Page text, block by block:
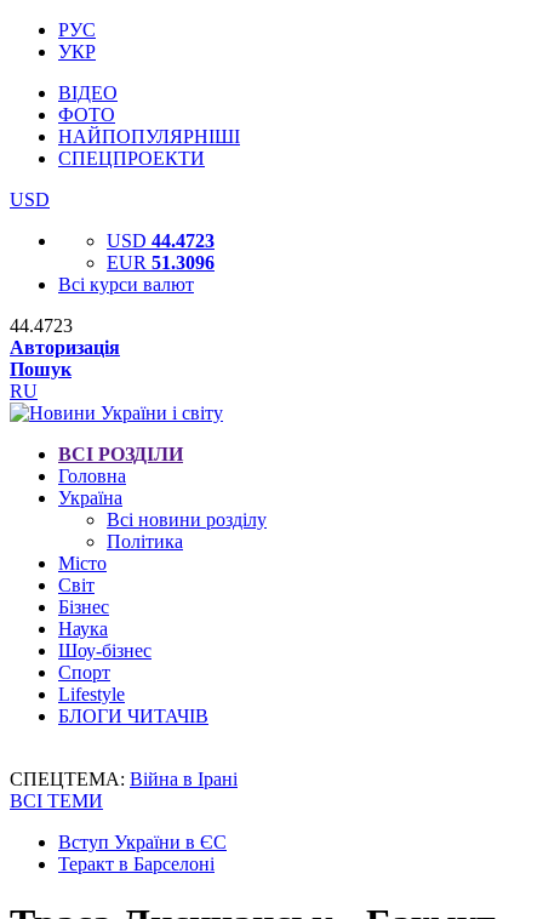
РУС
УКР
ВІДЕО
ФОТО
НАЙПОПУЛЯРНІШІ
СПЕЦПРОЕКТИ
USD
USD 44.4723
EUR 51.3096
Всі курси валют
44.4723
Авторизація
Пошук
RU
ВСІ РОЗДІЛИ
Головна
Україна
Всі новини розділу
Політика
Місто
Світ
Бізнес
Наука
Шоу-бізнес
Спорт
Lifestyle
БЛОГИ ЧИТАЧІВ
СПЕЦТЕМА: Війна в Ірані
ВСІ ТЕМИ
Вступ України в ЄС
Теракт в Барселоні